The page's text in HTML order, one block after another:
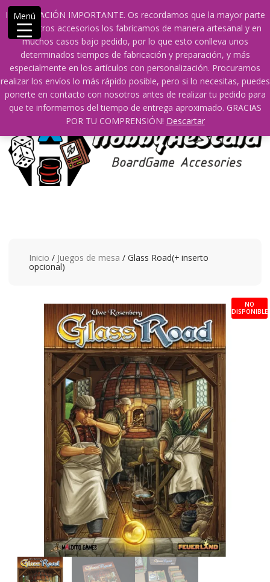
INFORMACIÓN IMPORTANTE. Os recordamos que la mayor parte
de nuestros accesorios los fabricamos de manera artesanal y en
muchos casos bajo pedido, por lo que esto conlleva unos
determinados tiempos de fabricación y preparación, y más
especialmente en los artículos con personalización. Procuramos
realizar los envíos lo más rápido posible, pero si lo necesitas, puedes
ponerte en contacto con nosotros antes de realizar tu pedido para
que te informemos del tiempo de entrega aproximado. GRACIAS
POR TU COMPRENSIÓN! Descartar
Saltar
contenido
609241475 SOLO DE 10:00 a 14:00
info@hobbyaescala.com
San Fernando de Henares
10:00 - 14:00
Mi cuenta
0 0
Inicio / Juegos de mesa / Glass Road(+ inserto
opcional)
NO
DISPONIBLE
Menú